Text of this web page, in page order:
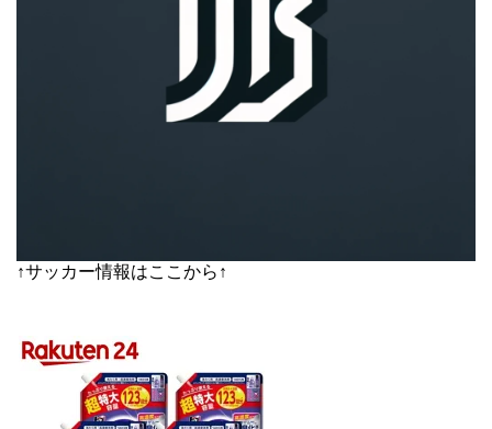
↑サッカー情報はここから↑